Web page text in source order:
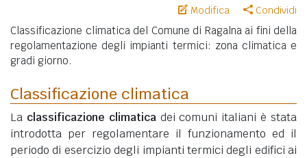
Modifica Condividi
Classificazione climatica del Comune di Ragalna ai fini della
regolamentazione degli impianti termici: zona climatica e
gradi giorno.
Classificazione climatica
La classificazione climaticadei comuni italiani è stata
introdotta per regolamentare il funzionamento ed il
periodo di esercizio degli impianti termici degli edifici ai